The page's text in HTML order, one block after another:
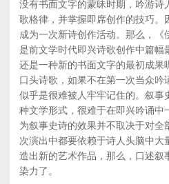
没有书面文字的蒙昧时期，吟游诗
歌格律，并掌握即席创作的技巧。
成为一次新诗创作活动。那么，《
是前文学时代即兴诗歌创作中篇幅
还是一种新的书面文字的最初成果
口头诗歌，如果不在第一次当众吟
似乎是很难被人牢牢记住的。叙事
种文学形式，很难于在即兴吟诵中
为叙事史诗的效果并不取决于对
次演出中都要依赖于诗人头脑中大
造出新的艺术作品，那么，口述叙
染力了。